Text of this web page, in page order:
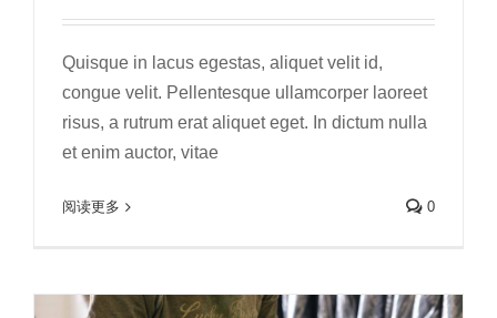
Quisque in lacus egestas, aliquet velit id,
congue velit. Pellentesque ullamcorper laoreet
risus, a rutrum erat aliquet eget. In dictum nulla
et enim auctor, vitae
阅读更多 0
你们是怎么清理夏普电视的灰尘？